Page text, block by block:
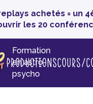
achetés = un
les 20
Formation
en astro-
psycho
ProductionsCours/